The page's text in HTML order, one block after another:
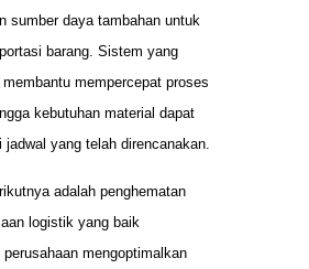
sumber daya tambahan untuk
barang. Sistem yang
mempercepat proses
kebutuhan material dapat
jadwal yang telah direncanakan.
adalah penghematan
logistik yang baik
mengoptimalkan